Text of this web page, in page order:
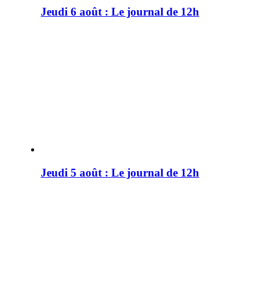
Jeudi 6 août : Le journal de 12h
Jeudi 5 août : Le journal de 12h